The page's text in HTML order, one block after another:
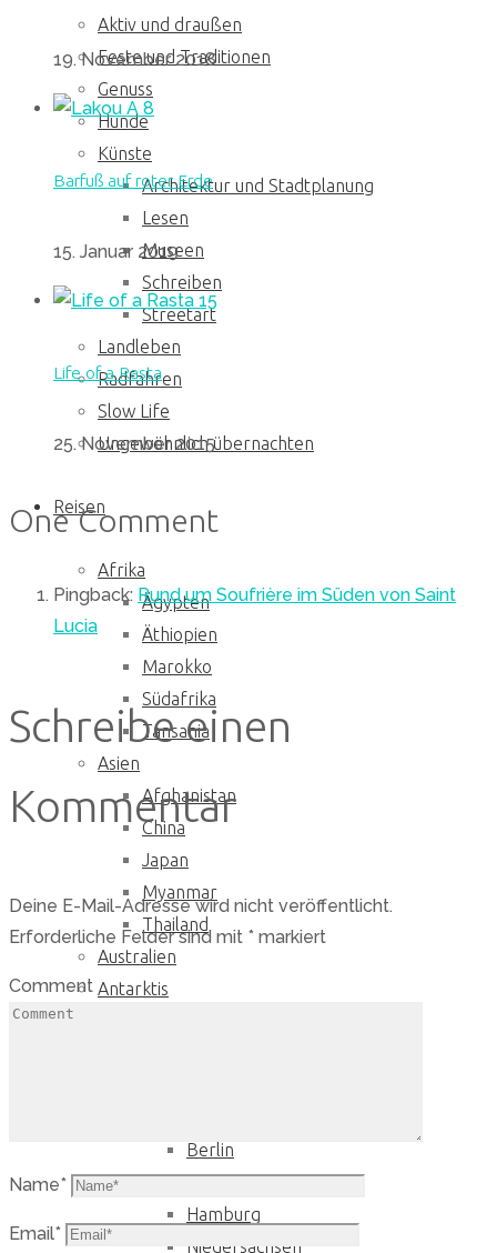
Aktiv und draußen
Feste und Traditionen
Genuss
Hunde
Künste
Architektur und Stadtplanung
Lesen
Museen
Schreiben
Streetart
Landleben
Radfahren
Slow Life
Ungewöhnlich übernachten
Reisen
Afrika
Ägypten
Äthiopien
Marokko
Südafrika
Tansania
Asien
Afghanistan
China
Japan
Myanmar
Thailand
Australien
Antarktis
Berlin
Bremen
Hamburg
Niedersachsen
19. November 2018
8
Barfuß auf roter Erde
15. Januar 2019
15
Life of a Rasta
25. November 2015
One Comment
Pingback: Rund um Soufrière im Süden von Saint
Lucia
Schreibe einen
Kommentar
Deine E-Mail-Adresse wird nicht veröffentlicht.
Erforderliche Felder sind mit * markiert
Comment
Name*
Email*